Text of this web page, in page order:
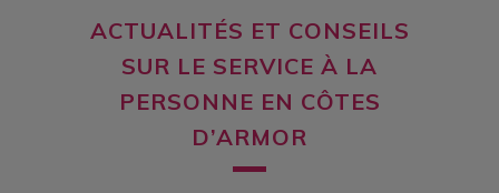
ACTUALITÉS ET CONSEILS
SUR LE SERVICE À LA
PERSONNE EN CÔTES
D’ARMOR